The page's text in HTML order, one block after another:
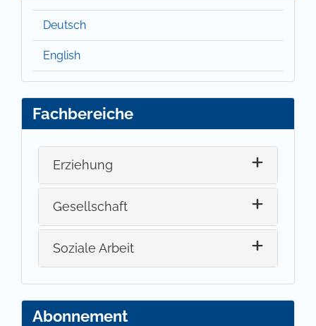
Deutsch
English
Fachbereiche
Erziehung
Gesellschaft
Soziale Arbeit
Abonnement